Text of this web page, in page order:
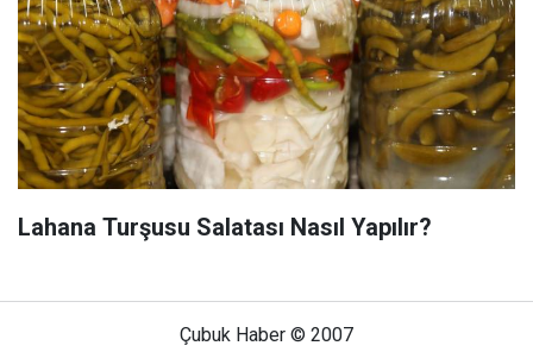
Lahana Turşusu Salatası Nasıl Yapılır?
Çubuk Haber © 2007